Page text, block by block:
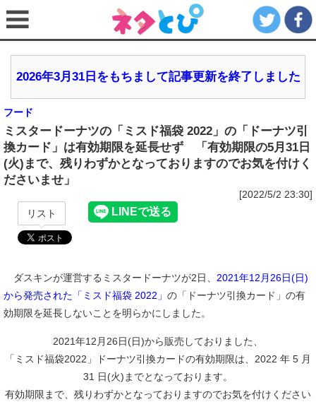
2026年3月31日をもちまして記事更新を終了しました
フード
ミスタードーナツの「ミスド福袋 2022」の「ドーナツ引
換カード」は有効期限を延長せず 「有効期限の5月31日
(火)まで、残りわずかとなっておりますのでお気を付けく
ださいませ」
[2022/5/2 23:30]
リスト
ダスキンが運営するミスタードーナツが2日、 2021年12月26日(日)
から発売された「ミスド福袋 2022」 の「ドーナツ引換カード」の有
効期限を延長しないことを明らかにしました。
2021年12月26日(日)から販売しておりました、
「ミスド福袋2022」ドーナツ引換カードの有効期限は、2022 年 5 月
31 日(火)までとなっております。
有効期限まで、残りわずかとなっておりますのでお気を付けください